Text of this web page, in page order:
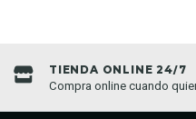
TIENDA ONLINE 24/7
Compra online cuando